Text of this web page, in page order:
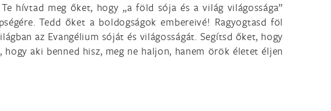
hívtad meg őket, hogy „a föld sója és a világ világossága”
Tedd őket a boldogságok embereivé! Ragyogtasd föl
az Evangélium sóját és világosságát. Segítsd őket, hogy
aki benned hisz, meg ne haljon, hanem örök életet éljen